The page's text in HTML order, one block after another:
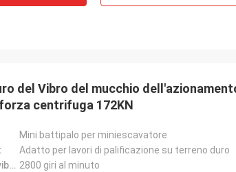
del Vibro del mucchio
centrifuga 172KN
Mini battipalo per miniescavatore
Adatto per lavori di palificazione su terreno duro
Frequenza di vibrazione: 2800 giri al minuto